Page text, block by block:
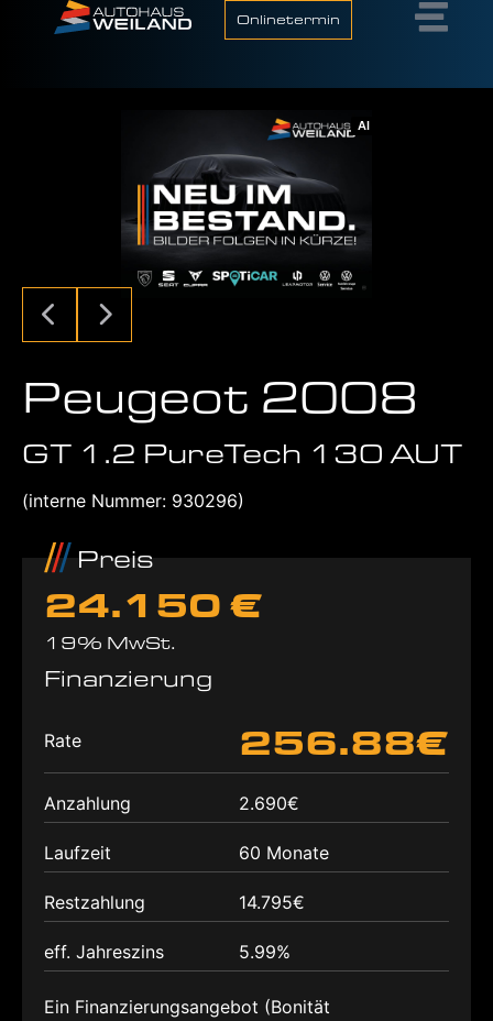
Onlinetermin
AI
Peugeot 2008
GT 1.2 PureTech 130 AUT
(interne Nummer: 930296)
Preis
24.150 €
19% MwSt.
Finanzierung
Rate 256.88€
Anzahlung 2.690€
Laufzeit 60 Monate
Restzahlung 14.795€
eff. Jahreszins 5.99%
Ein Finanzierungsangebot (Bonität